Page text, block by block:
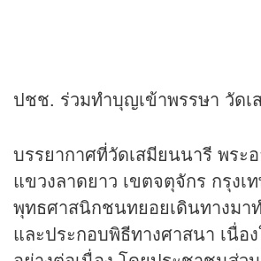
ปชช. ร่วมทำบุญเข้าพรรษา วัดเ
บรรยากาศที่วัดเสมียนนารี พระ
แขวงลาดยาว เขตจตุจักร กรุงเ
พุทธศาสนิกชนทยอยเดินทางมา
และประกอบพิธีทางศาสนา เนื่อ